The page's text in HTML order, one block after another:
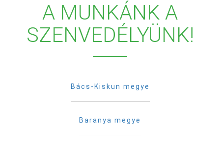
A MUNKÁNK A
SZENVEDÉLYÜNK!
Bács-Kiskun megye
Baranya megye